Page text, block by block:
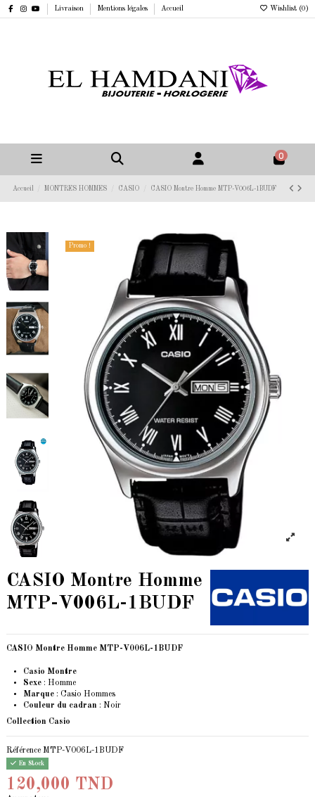
Livraison Mentions légales Accueil Wishlist (0 )
0
Accueil MONTRES HOMMES CASIO CASIO Montre Homme MTP-V006L-1BUDF
Promo !
CASIO Montre Homme
MTP-V006L-1BUDF
CASIO Montre Homme MTP-V006L-1BUDF
Casio Montre
Sexe : Homme
Marque : Casio Hommes
Couleur du cadran : Noir
Collection Casio
Référence MTP-V006L-1BUDF
En Stock
120,000 TND